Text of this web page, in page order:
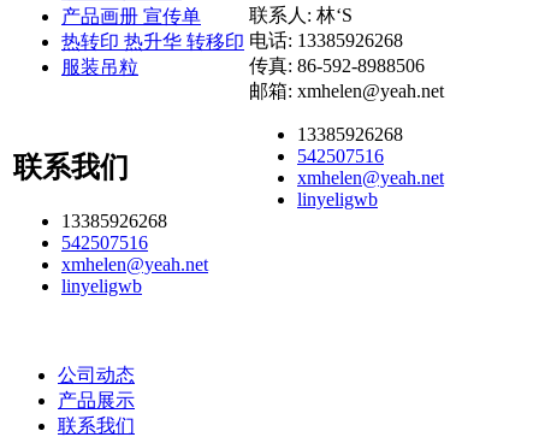
产品画册 宣传单
热转印 热升华 转移印
服装吊粒
联系我们
13385926268
542507516
xmhelen@yeah.net
linyeligwb
联系人: 林‘S
电话: 13385926268
传真: 86-592-8988506
邮箱: xmhelen@yeah.net
13385926268
542507516
xmhelen@yeah.net
linyeligwb
公司动态
产品展示
联系我们